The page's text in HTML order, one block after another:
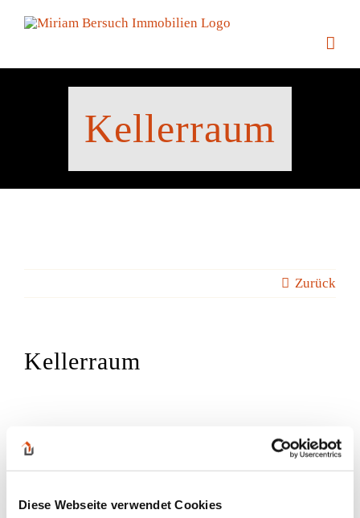
Diese Webseite verwendet Cookies
Inhalt
Kellerraum
Zurück
Kellerraum